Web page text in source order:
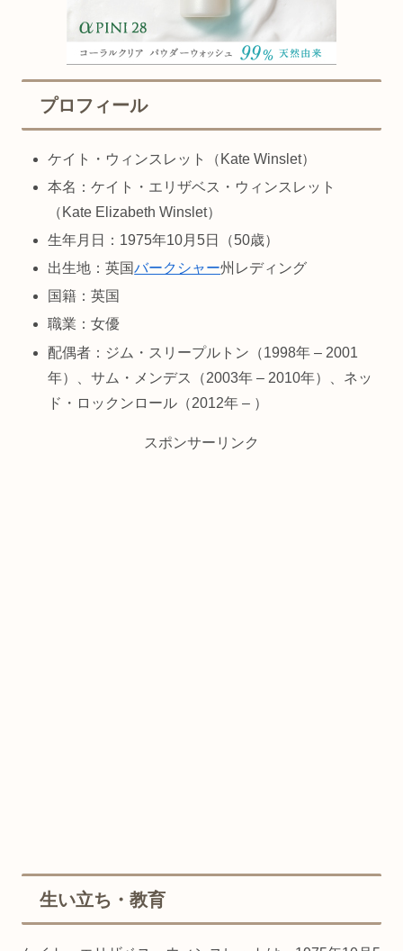
プロフィール
ケイト・ウィンスレット（Kate Winslet）
本名：ケイト・エリザベス・ウィンスレット
（Kate Elizabeth Winslet）
生年月日：1975年10月5日（50歳）
出生地：英国バークシャー州レディング
国籍：英国
職業：女優
配偶者：ジム・スリープルトン（1998年 – 2001
年）、サム・メンデス（2003年 – 2010年）、ネッ
ド・ロックンロール（2012年 – ）
スポンサーリンク
生い立ち・教育